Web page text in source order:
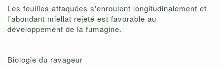
Les feuilles attaquées s'enroulent longitudinalement et
l'abondant miellat rejeté est favorable au
développement de la fumagine.
Biologie du ravageur